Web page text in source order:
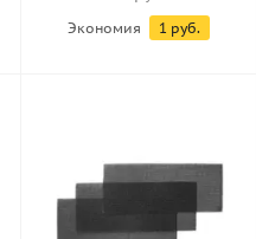
Экономия 1 руб.